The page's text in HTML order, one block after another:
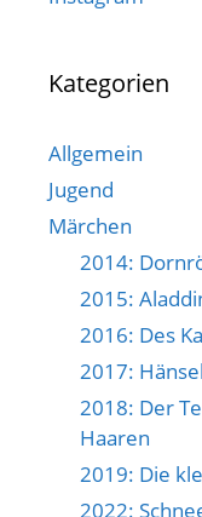
Kategorien
Allgemein
Jugend
Märchen
2014:
2015:
2016: Des
2017:
2018: Der
Haaren
2019: Die
2022: